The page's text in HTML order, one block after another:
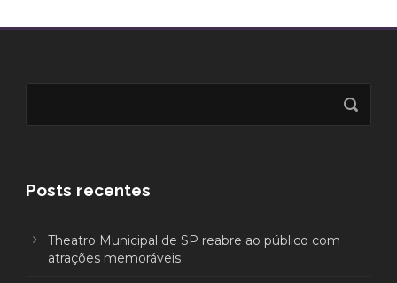
Posts recentes
Theatro Municipal de SP reabre ao público com
atrações memoráveis